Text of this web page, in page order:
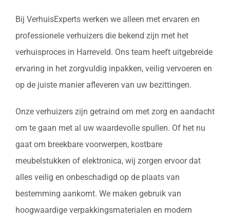
Bij VerhuisExperts werken we alleen met ervaren en
professionele verhuizers die bekend zijn met het
verhuisproces in Harreveld. Ons team heeft uitgebreide
ervaring in het zorgvuldig inpakken, veilig vervoeren en
op de juiste manier afleveren van uw bezittingen.
Onze verhuizers zijn getraind om met zorg en aandacht
om te gaan met al uw waardevolle spullen. Of het nu
gaat om breekbare voorwerpen, kostbare
meubelstukken of elektronica, wij zorgen ervoor dat
alles veilig en onbeschadigd op de plaats van
bestemming aankomt. We maken gebruik van
hoogwaardige verpakkingsmaterialen en modern